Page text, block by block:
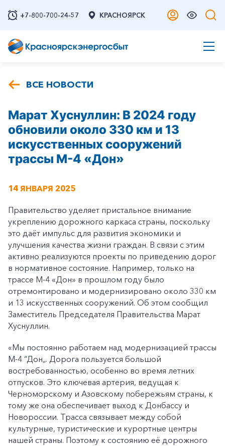
+7-800-700-24-57 КРАСНОЯРСК
ВСЕ НОВОСТИ
Марат Хуснуллин: В 2024 году
обновили около 330 км и 13
искусственных сооружений
трассы М-4 «Дон»
14 ЯНВАРЯ 2025
Правительство уделяет пристальное внимание
укреплению дорожного каркаса страны, поскольку
это даёт импульс для развития экономики и
улучшения качества жизни граждан. В связи с этим
активно реализуются проекты по приведению дорог
в нормативное состояние. Например, только на
трассе М-4 «Дон» в прошлом году было
отремонтировано и модернизировано около 330 км
и 13 искусственных сооружений. Об этом сообщил
Заместитель Председателя Правительства Марат
Хуснуллин.
«Мы постоянно работаем над модернизацией трассы
М-4 “Дон„. Дорога пользуется большой
востребованностью, особенно во время летних
отпусков. Это ключевая артерия, ведущая к
Черноморскому и Азовскому побережьям страны, к
тому же она обеспечивает выход к Донбассу и
Новороссии. Трасса связывает между собой
культурные, туристические и курортные центры
нашей страны. Поэтому к состоянию её дорожного